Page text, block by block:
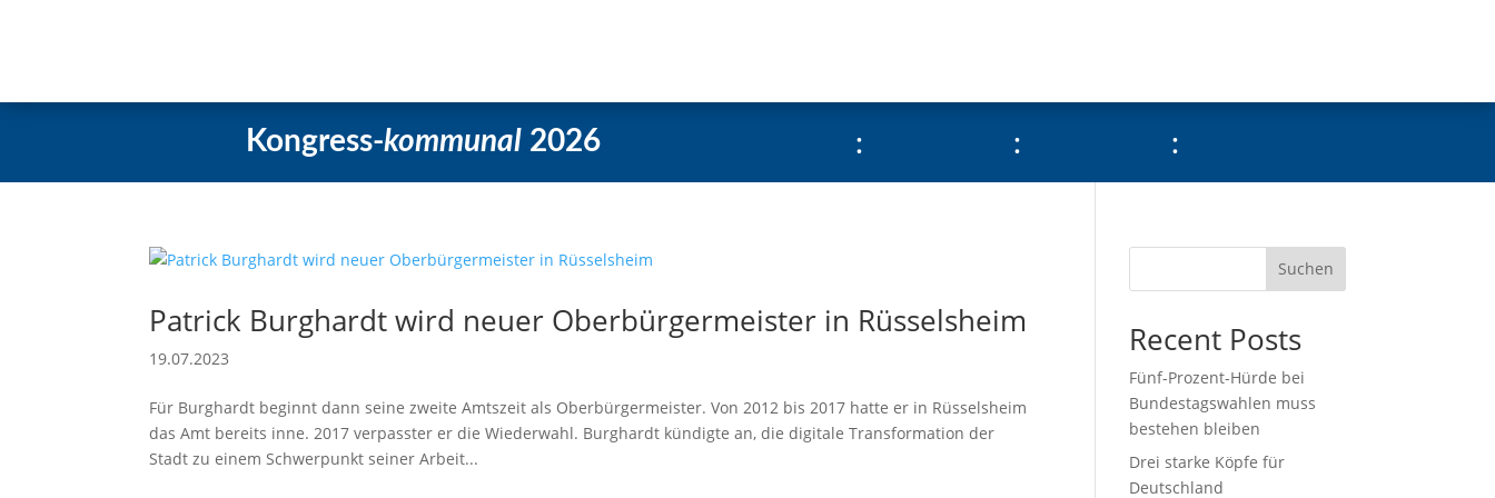
Kongress-kommunal 2026 : : :
Patrick Burghardt wird neuer Oberbürgermeister in Rüsselsheim
19.07.2023
Für Burghardt beginnt dann seine zweite Amtszeit als Oberbürgermeister. Von 2012 bis 2017 hatte er in Rüsselsheim
das Amt bereits inne. 2017 verpasster er die Wiederwahl. Burghardt kündigte an, die digitale Transformation der
Stadt zu einem Schwerpunkt seiner Arbeit...
Suchen
Recent Posts
Fünf-Prozent-Hürde bei
Bundestagswahlen muss
bestehen bleiben
Drei starke Köpfe für
Deutschland